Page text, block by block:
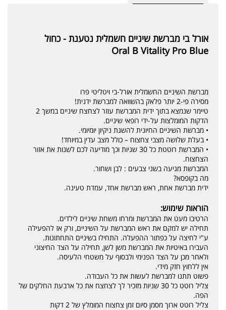
אורל בי מברשת שיניים חשמלית נטענת - כחול
Oral B Vitality Pro Blue
מברשת השיניים החשמלית אורל-בי ויטליטי פרו
מסירה פי-2 יותר פלאק בהשוואה למברשת ידנית!
טיימר שנמצא בתוך ידית המברשת עוזר לצחצח שיניים במשך 2
הדקות המומלצות על-ידי רופאי שיניים.
• מברשת השיניים החיונית להשגת ניקיון יומיומי.
• בעלת שלושה מצבי צחצוח – כולל מצב עדין במיוחד!
• המברשת רוטטת כל 30 שניות וכך מודיעה לכם לשנות את אזור
הצחצוח.
המברשת מגיעה בשני צבעים : לבן ושחור.
מה בקופסא?
ידית מברשת אחת, ראש מברשת אחד, עמדת טעינה.
הוראות שימוש:
הרטיבו מעט את המברשת ומרחו משחת שיניים לילדים.
תחילה יש למקם את ראש המברשת על השיניים, ורק אז להפעילה
ע"י לחיצה על כפתור ההפעלה. התחילו בשיניים התחתונות.
העבירו באיטיות את המברשת משן לשן, תחילה על הצד החיצוני
ולאחר מכן על הצד הפנימי ולבסוף על משטחי הלעיסה.
אין ללחוץ חזק מידי.
פשוט תתנו למברשת לעשות את כל העבודה.
צליל רוטט כל 30 שניות מזכיר לך לצחצח את כל ארבעת החלקים של
הפה.
צליל רוטט ארוך מסמן סיום זמן צחצוח המומלץ של 2 דקות